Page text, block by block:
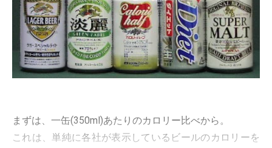
まずは、一缶(350ml)あたりのカロリー比べから。
これは、単純に各社が表示しているビールのカロリーを